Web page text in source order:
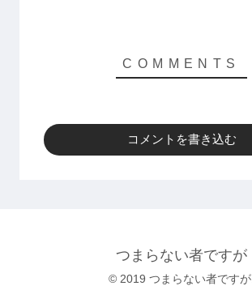
コメントを書き込む
つまらない者ですが
© 2019 つまらない者ですが.